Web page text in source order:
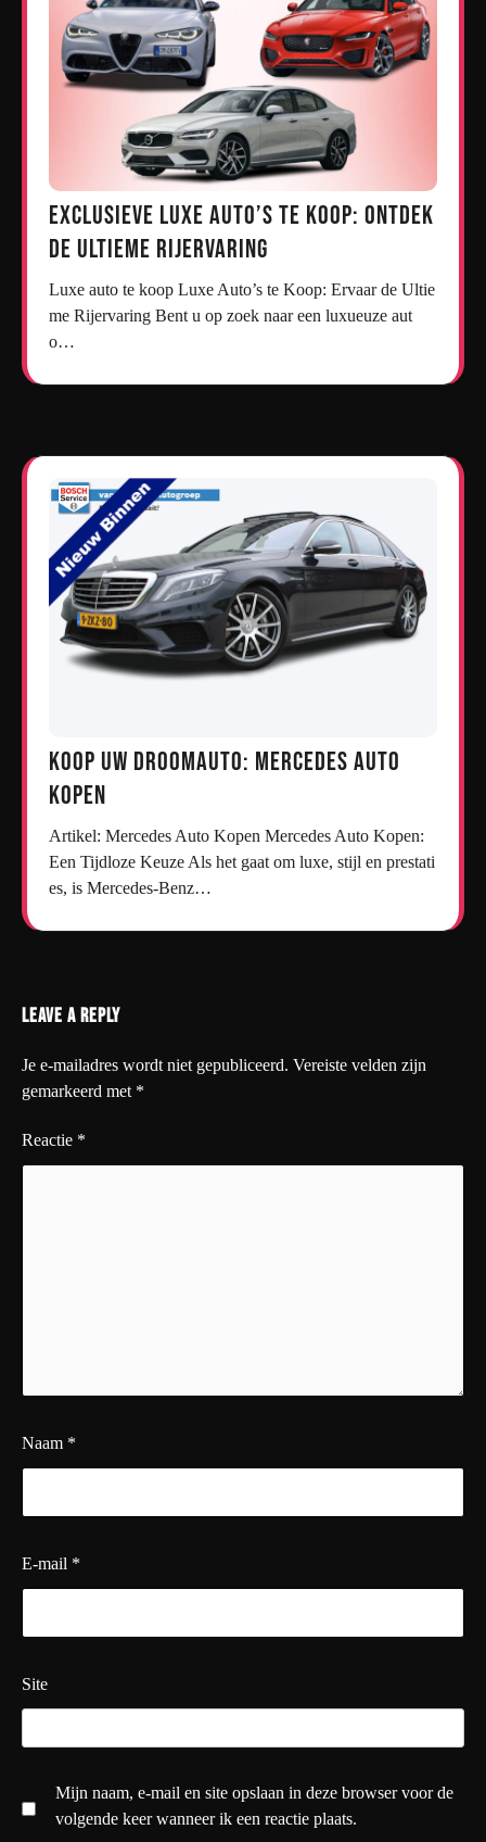
Exclusieve Luxe Auto’s te Koop: Ontdek
de Ultieme Rijervaring
Luxe auto te koop Luxe Auto’s te Koop: Ervaar de Ultie
me Rijervaring Bent u op zoek naar een luxueuze aut
o…
Koop uw droomauto: Mercedes auto
kopen
Artikel: Mercedes Auto Kopen Mercedes Auto Kopen:
Een Tijdloze Keuze Als het gaat om luxe, stijl en prestati
es, is Mercedes-Benz…
Leave a Reply
Je e-mailadres wordt niet gepubliceerd. Vereiste velden zijn
gemarkeerd met *
Reactie *
Naam *
E-mail *
Site
Mijn naam, e-mail en site opslaan in deze browser voor de
volgende keer wanneer ik een reactie plaats.